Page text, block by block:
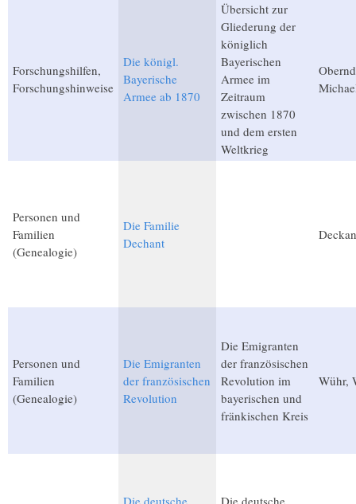
Forschungshilfen,
Forschungshinweise
Die königl.
Bayerische
Armee ab 1870
Übersicht zur
Gliederung der
königlich
Bayerischen
Armee im
Zeitraum
zwischen 1870
und dem ersten
Weltkrieg
Personen und
Familien
(Genealogie)
Die Familie
Dechant
Personen und
Familien
(Genealogie)
Die Emigranten
der französischen
Revolution
Die Emigranten
der französischen
Revolution im
bayerischen und
fränkischen Kreis
Wühr,